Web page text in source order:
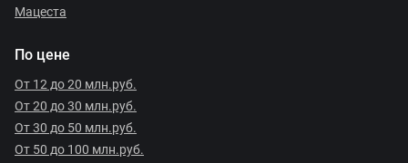
Мацеста
По цене
От 12 до 20 млн.руб.
От 20 до 30 млн.руб.
От 30 до 50 млн.руб.
От 50 до 100 млн.руб.